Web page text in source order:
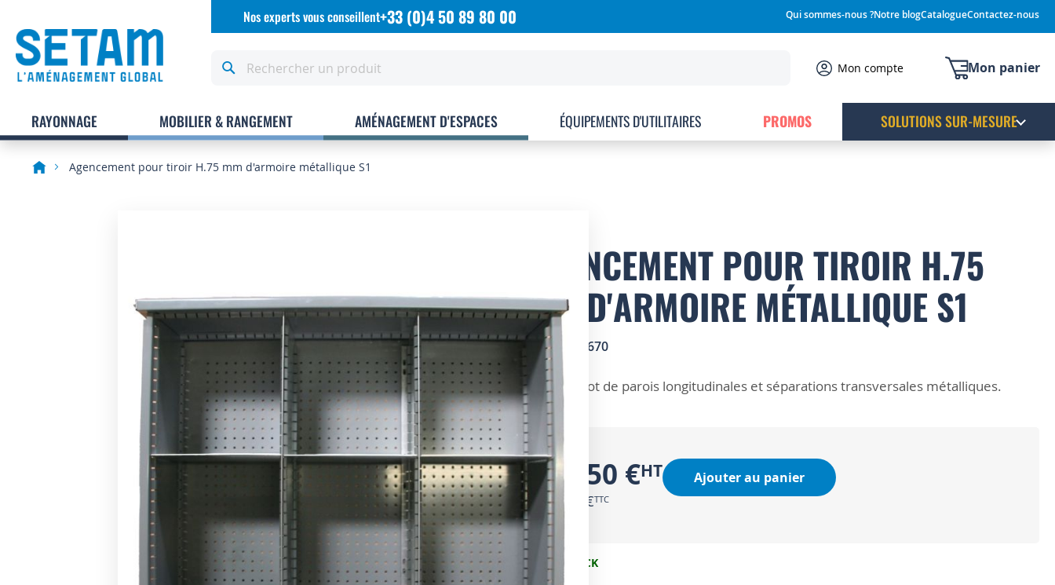
Allez
Qui sommes-nous ?Notre blogCatalogueContactez-nous
Nos experts vous conseillent+33 (0)4 50 89 80 00
Mon panier
Mon compte
RAYONNAGE MOBILIER & RANGEMENT AMÉNAGEMENT D'ESPACES ÉQUIPEMENTS D'UTILITAIRES PROMOS SOLUTIONS SUR-MESURE
Agencement pour tiroir H.75 mm d'armoire métallique S1
AGENCEMENT POUR TIROIR H.75
MM D'ARMOIRE MÉTALLIQUE S1
SKU 4604670
ZOOM SUR Lot de parois longitudinales et séparations transversales métalliques.
12,50 €
15,00 €
Ajouter au panier
EN STOCK